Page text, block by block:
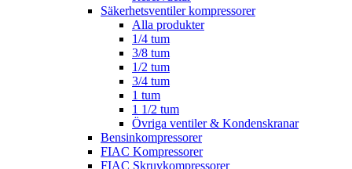
Säkerhetsventiler kompressorer
Alla produkter
1/4 tum
3/8 tum
1/2 tum
3/4 tum
1 tum
1 1/2 tum
Övriga ventiler & Kondenskranar
Bensinkompressorer
FIAC Kompressorer
FIAC Skruvkompressorer